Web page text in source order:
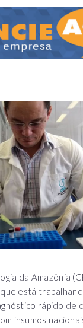
da Amazônia
está
rápido de
insumos